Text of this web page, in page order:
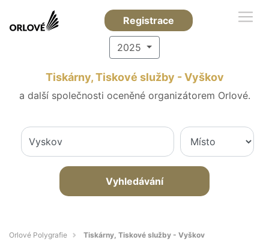
Registrace
2025
Tiskárny, Tiskové služby - Vyškov
a další společnosti oceněné organizátorem Orlové.
Vyhledávání
Orlové Polygrafie Tiskárny, Tiskové služby - Vyškov